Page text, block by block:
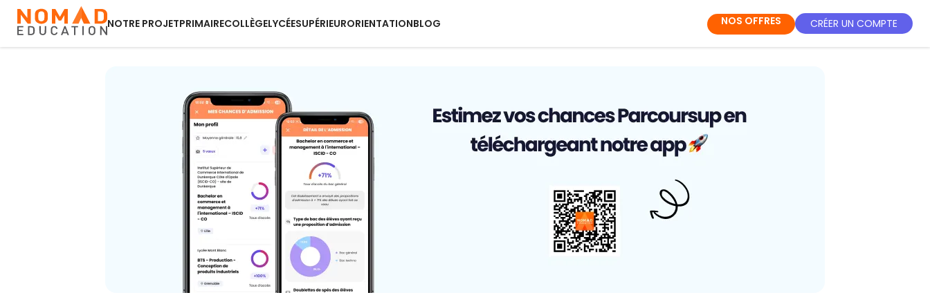
NOTRE PROJETPRIMAIRECOLLÈGELYCÉESUPÉRIEURORIENTATIONBLOG NOS OFFRES CRÉER UN COMPTE